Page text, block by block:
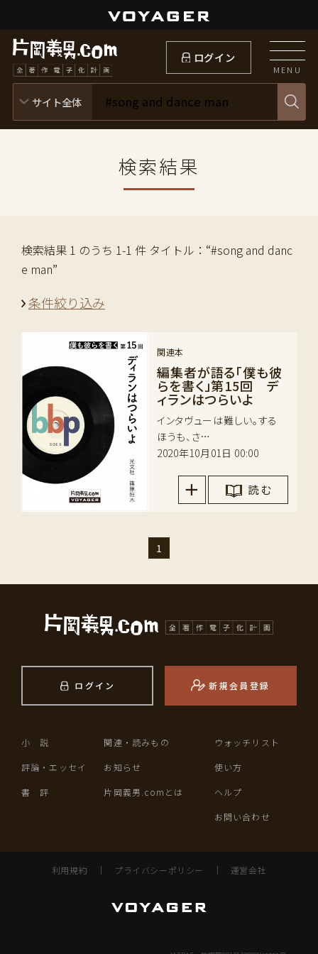
ログイン
MENU
検索結果
検索結果 1 のうち 1-1 件 タイトル：“#song and danc
e man”
条件絞り込み
関連本
編集者が語る「僕も彼
らを書く」第15回 デ
ィランはつらいよ
インタヴューは難しい。する
ほうも、さ…
2020年10月01日 00:00
読 む
1
ログイン 新規会員登録
小 説
評論・エッセイ
書 評
関連・読みもの
お知らせ
片岡義男.comとは
ウォッチリスト
使い方
ヘルプ
お問い合わせ
利用規約 ｜ プライバシーポリシー ｜ 運営会社